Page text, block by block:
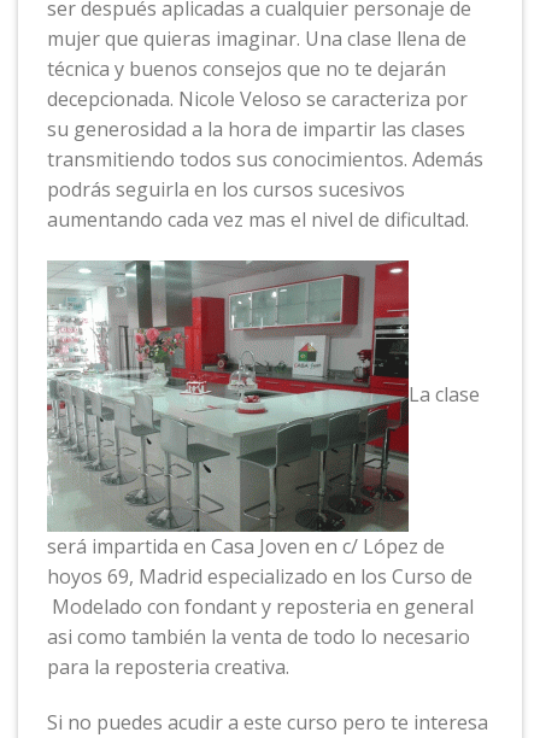
ser después aplicadas a cualquier personaje de
mujer que quieras imaginar. Una clase llena de
técnica y buenos consejos que no te dejarán
decepcionada. Nicole Veloso se caracteriza por
su generosidad a la hora de impartir las clases
transmitiendo todos sus conocimientos. Además
podrás seguirla en los cursos sucesivos
aumentando cada vez mas el nivel de dificultad.
La clase
será impartida en Casa Joven en c/ López de
hoyos 69, Madrid especializado en los Curso de
Modelado con fondant y reposteria en general
asi como también la venta de todo lo necesario
para la reposteria creativa.
Si no puedes acudir a este curso pero te interesa